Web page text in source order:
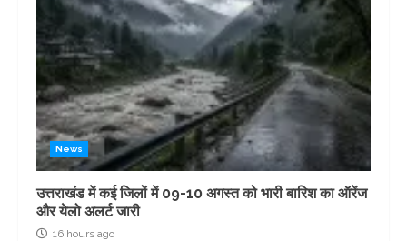
News
उत्तराखंड में कई जिलों में 09-10 अगस्त को भारी बारिश का ऑरेंज
और येलो अलर्ट जारी
16 hours ago